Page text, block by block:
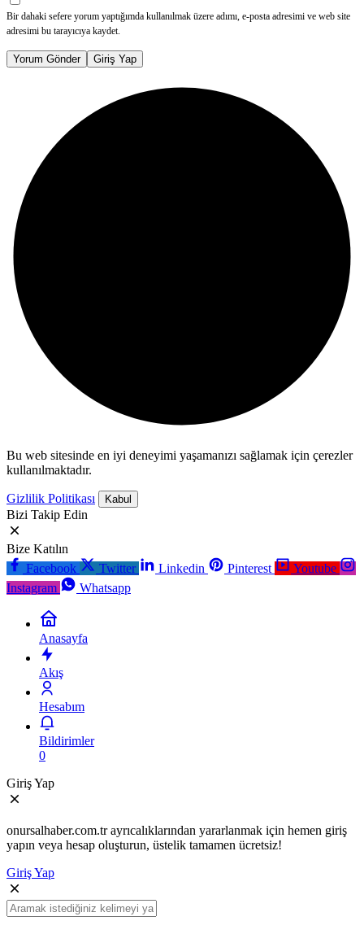
Bir dahaki sefere yorum yaptığımda kullanılmak üzere adımı, e-posta adresimi ve web site
adresimi bu tarayıcıya kaydet.
Yorum Gönder Giriş Yap
Bu web sitesinde en iyi deneyimi yaşamanızı sağlamak için çerezler
kullanılmaktadır.
Gizlilik Politikası Kabul
Bizi Takip Edin
Bize Katılın
Facebook
Twitter Linkedin Pinterest
Youtube
Instagram
Whatsapp
Anasayfa
Akış
Hesabım
Bildirimler
0
Giriş Yap
onursalhaber.com.tr ayrıcalıklarından yararlanmak için hemen giriş
yapın veya hesap oluşturun, üstelik tamamen ücretsiz!
Giriş Yap